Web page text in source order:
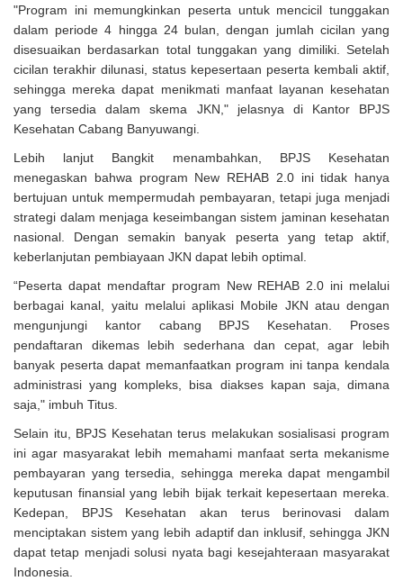
"Program ini memungkinkan peserta untuk mencicil tunggakan
dalam periode 4 hingga 24 bulan, dengan jumlah cicilan yang
disesuaikan berdasarkan total tunggakan yang dimiliki. Setelah
cicilan terakhir dilunasi, status kepesertaan peserta kembali aktif,
sehingga mereka dapat menikmati manfaat layanan kesehatan
yang tersedia dalam skema JKN," jelasnya di Kantor BPJS
Kesehatan Cabang Banyuwangi.
Lebih lanjut Bangkit menambahkan, BPJS Kesehatan
menegaskan bahwa program New REHAB 2.0 ini tidak hanya
bertujuan untuk mempermudah pembayaran, tetapi juga menjadi
strategi dalam menjaga keseimbangan sistem jaminan kesehatan
nasional. Dengan semakin banyak peserta yang tetap aktif,
keberlanjutan pembiayaan JKN dapat lebih optimal.
“Peserta dapat mendaftar program New REHAB 2.0 ini melalui
berbagai kanal, yaitu melalui aplikasi Mobile JKN atau dengan
mengunjungi kantor cabang BPJS Kesehatan. Proses
pendaftaran dikemas lebih sederhana dan cepat, agar lebih
banyak peserta dapat memanfaatkan program ini tanpa kendala
administrasi yang kompleks, bisa diakses kapan saja, dimana
saja," imbuh Titus.
Selain itu, BPJS Kesehatan terus melakukan sosialisasi program
ini agar masyarakat lebih memahami manfaat serta mekanisme
pembayaran yang tersedia, sehingga mereka dapat mengambil
keputusan finansial yang lebih bijak terkait kepesertaan mereka.
Kedepan, BPJS Kesehatan akan terus berinovasi dalam
menciptakan sistem yang lebih adaptif dan inklusif, sehingga JKN
dapat tetap menjadi solusi nyata bagi kesejahteraan masyarakat
Indonesia.